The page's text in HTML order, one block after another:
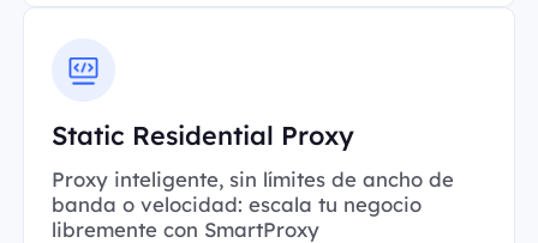
Static Residential Proxy
Proxy inteligente, sin límites de ancho de
banda o velocidad: escala tu negocio
libremente con SmartProxy